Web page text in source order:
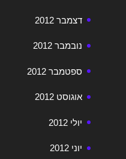
דצמבר 2012
נובמבר 2012
ספטמבר 2012
אוגוסט 2012
יולי 2012
יוני 2012